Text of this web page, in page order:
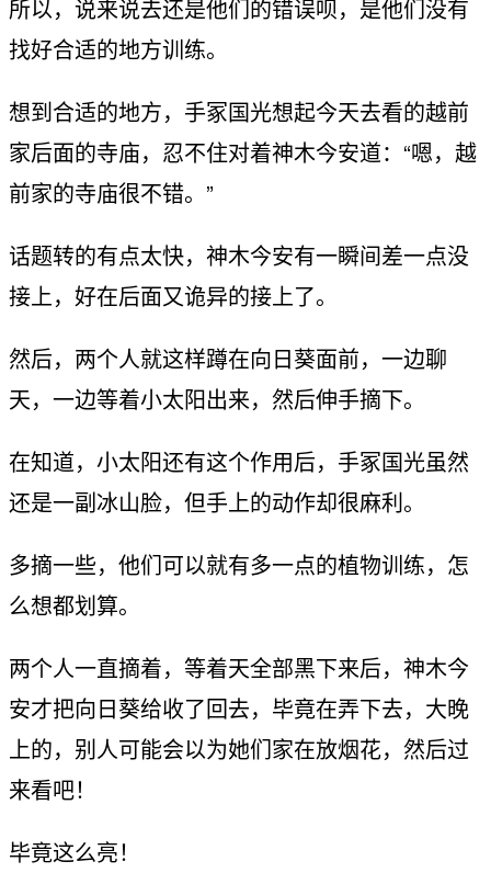
所以，说来说去还是他们的错误呗，是他们没有
找好合适的地方训练。
想到合适的地方，手冢国光想起今天去看的越前
家后面的寺庙，忍不住对着神木今安道：“嗯，越
前家的寺庙很不错。”
话题转的有点太快，神木今安有一瞬间差一点没
接上，好在后面又诡异的接上了。
然后，两个人就这样蹲在向日葵面前，一边聊
天，一边等着小太阳出来，然后伸手摘下。
在知道，小太阳还有这个作用后，手冢国光虽然
还是一副冰山脸，但手上的动作却很麻利。
多摘一些，他们可以就有多一点的植物训练，怎
么想都划算。
两个人一直摘着，等着天全部黑下来后，神木今
安才把向日葵给收了回去，毕竟在弄下去，大晚
上的，别人可能会以为她们家在放烟花，然后过
来看吧！
毕竟这么亮！